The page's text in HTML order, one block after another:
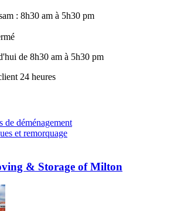
: 8h30 am à 5h30 pm
de 8h30 am à 5h30 pm
24 heures
de déménagement
et remorquage
& Storage of Milton